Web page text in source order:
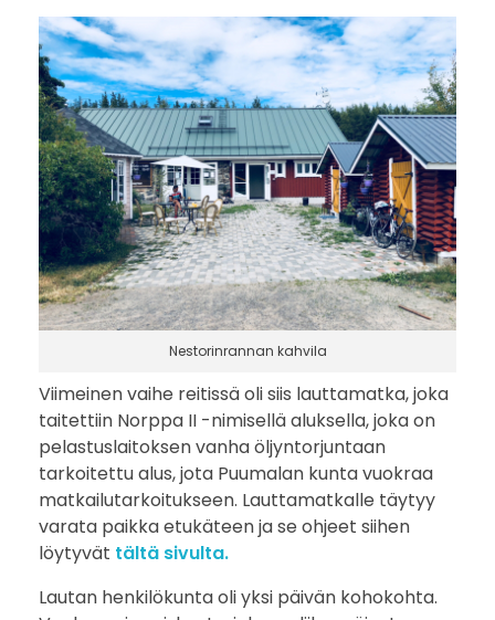
Nestorinrannan kahvila
Viimeinen vaihe reitissä oli siis lauttamatka, joka
taitettiin Norppa II -nimisellä aluksella, joka on
pelastuslaitoksen vanha öljyntorjuntaan
tarkoitettu alus, jota Puumalan kunta vuokraa
matkailutarkoitukseen. Lauttamatkalle täytyy
varata paikka etukäteen ja se ohjeet siihen
löytyvät tältä sivulta.
Lautan henkilökunta oli yksi päivän kohokohta.